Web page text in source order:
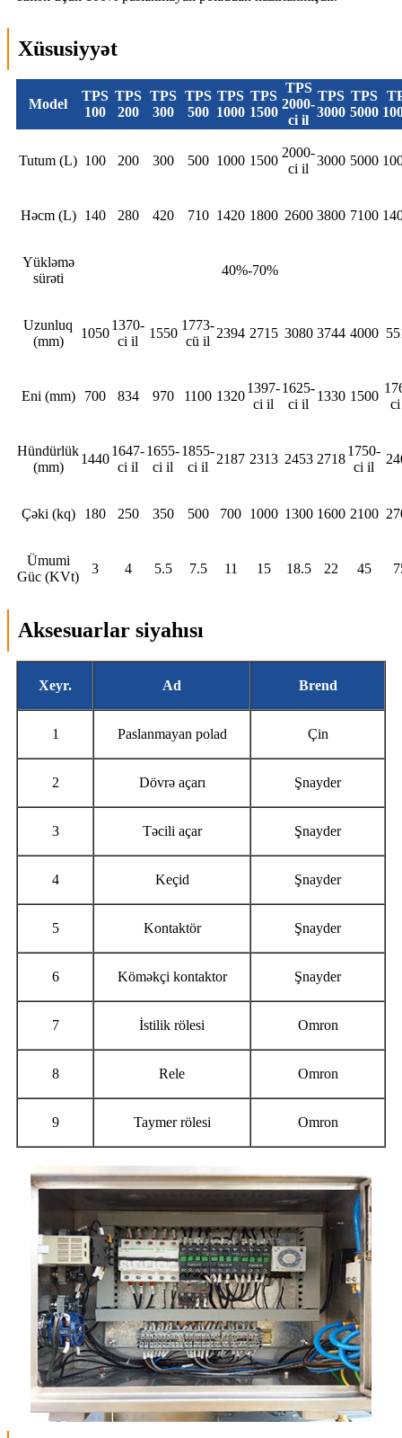
Xüsusiyyət
Model
TPS
100
TPS
200
TPS
300
TPS
500
TPS
1000
TPS
1500
TPS
2000-
ci il
TPS
3000
TPS
5000
Tutum (L) 100 200 300 500 1000 1500
2000-
ci il
3000 5000
Həcm (L) 140 280 420 710 1420 1800 2600 3800 7100
Yükləmə
sürəti
40%-70%
Uzunluq
(mm)
1050
1370-
ci il
1550
1773-
cü il
2394 2715 3080 3744 4000
Eni (mm) 700 834 970 1100 1320
1397-
ci il
1625-
ci il
1330 1500
Hündürlük
(mm)
1440
1647-
ci il
1655-
ci il
1855-
ci il
2187 2313 2453 2718
1750-
ci il
Çəki (kq) 180 250 350 500 700 1000 1300 1600 2100
Ümumi
Güc (KVt)
3 4 5.5 7.5 11 15 18.5 22 45
Aksesuarlar siyahısı
Xeyr. Ad Brend
1 Paslanmayan polad Çin
2 Dövrə açarı Şnayder
3 Təcili açar Şnayder
4 Keçid Şnayder
5 Kontaktör Şnayder
6 Köməkçi kontaktor Şnayder
7 İstilik rölesi Omron
8 Rele Omron
9 Taymer rölesi Omron